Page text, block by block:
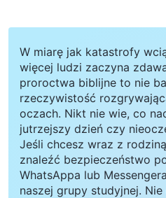
W miarę jak katastrofy
więcej ludzi zaczyna
proroctwa biblijne to nie
rzeczywistość
oczach. Nikt nie wie, co
jutrzejszy dzień czy
Jeśli chcesz wraz z
znaleźć bezpieczeństwo
WhatsAppa lub
naszej grupy studyjnej.